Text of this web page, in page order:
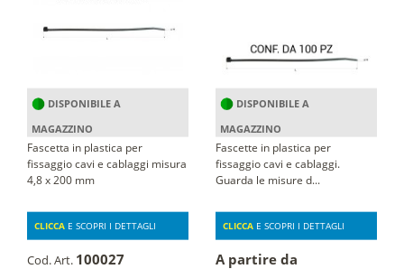
DISPONIBILE A
MAGAZZINO
Fascetta in plastica per
fissaggio cavi e cablaggi misura
4,8 x 200 mm
CLICCA E SCOPRI I DETTAGLI
Cod. Art. 100027
DISPONIBILE A
MAGAZZINO
Fascette in plastica per
fissaggio cavi e cablaggi.
Guarda le misure d...
CLICCA E SCOPRI I DETTAGLI
A partire da